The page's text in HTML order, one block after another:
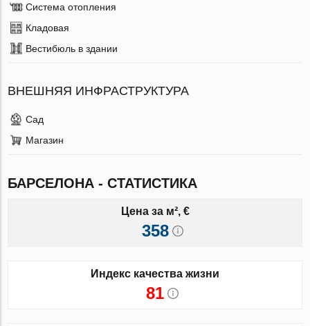
Система отопления
Кладовая
Вестибюль в здании
ВНЕШНЯЯ ИНФРАСТРУКТУРА
Сад
Магазин
БАРСЕЛОНА - СТАТИСТИКА
Цена за м², €
358
Индекс качества жизни
81